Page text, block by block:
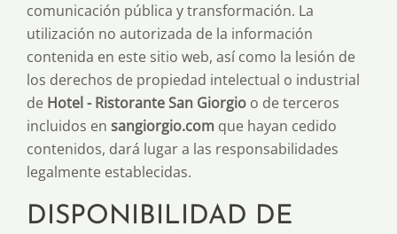
comunicación pública y transformación. La
utilización no autorizada de la información
contenida en este sitio web, así como la lesión de
los derechos de propiedad intelectual o industrial
de Hotel - Ristorante San Giorgio o de terceros
incluidos en sangiorgio.com que hayan cedido
contenidos, dará lugar a las responsabilidades
legalmente establecidas.
DISPONIBILIDAD DE